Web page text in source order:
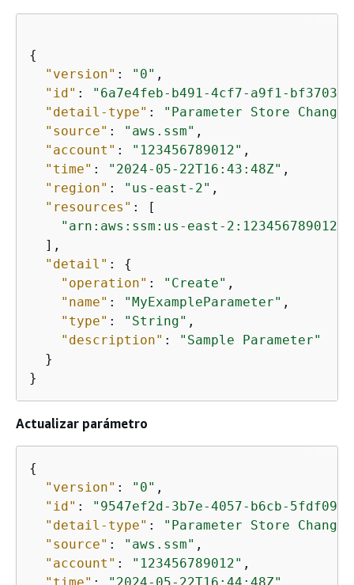
{
"version" : "0" ,
"id" :
"6a7e4feb-b491-4cf7-a9f1-
"detail-type" : "Parameter Store Change"
"source" : "aws.ssm" ,
"account" : "123456789012" ,
"time" : "2024-05-22T16:43:48Z" ,
"region" : "us-east-2" ,
"resources" : [
"arn:aws:ssm:us-east-
  ],
"detail" : {
"operation" : "Create" ,
"name" : "MyExampleParameter" ,
"type" : "String" ,
"description" :
"Sample Parameter"
  }
}
Actualizar parámetro
{
"version" : "0" ,
"id" :
"9547ef2d-3b7e-4057-b6cb-
"detail-type" : "Parameter Store Change"
"source" : "aws.ssm" ,
"account" : "123456789012" ,
"time" : "2024-05-22T16:44:48Z"